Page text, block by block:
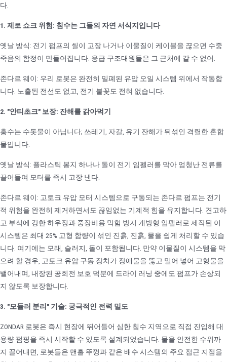
다.
1. 제로 쇼크 위험: 침수는 그들의 자연 서식지입니다
옛날 방식: 전기 펌프의 씰이 고장 나거나 이물질이 케이블을 끊으면 수중
죽음의 함정이 만들어집니다. 응급 구조대원들은 그 근처에 갈 수 없어.
존다르 웨이: 우리 로봇은 완전히 밀폐된 유압 오일 시스템 위에서 작동합
니다. 노출된 전선도 없고, 전기 불꽃도 전혀 없습니다.
2. "안티초크" 보장: 잔해를 갉아먹기
홍수는 수돗물이 아닙니다; 쓰레기, 자갈, 유기 잔해가 뒤섞인 격렬한 혼합
물입니다.
옛날 방식: 플라스틱 봉지 하나나 돌이 전기 임펠러를 막아 엄청난 전류를
끌어들여 모터를 즉시 고장 낸다.
존다르 웨이: 고토크 유압 모터 시스템으로 구동되는 존다르 펌프는 전기
적 위험을 완전히 제거하면서도 끊임없는 기계적 힘을 유지합니다. 견고하
고 부식에 강한 하우징과 중장비용 막힘 방지 개방형 임펠러로 제작된 이
시스템은 최대 25% 고형 함량이 섞인 진흙, 진흙, 물을 쉽게 처리할 수 있습
니다. 여기에는 모래, 슬러지, 돌이 포함됩니다. 만약 이물질이 시스템을 막
으려 할 경우, 고토크 유압 구동 장치가 장애물을 뚫고 밀어 넣어 고형물을
뱉어내며, 내장된 공회전 보호 덕분에 드라이 러닝 중에도 펌프가 손상되
지 않도록 보장합니다.
3. "모듈러 분리" 기술: 궁극적인 전력 밀도
ZONDAR 로봇은 즉시 현장에 뛰어들어 심한 침수 지역으로 직접 진입해 대
용량 펌핑을 즉시 시작할 수 있도록 설계되었습니다. 물을 안전한 수위까
지 끌어내면, 로봇들은 맨홀 뚜껑과 같은 배수 시스템의 주요 접근 지점을